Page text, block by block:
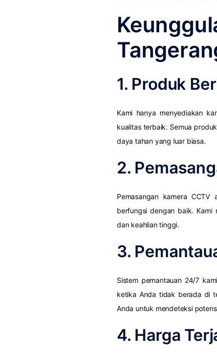
1. Produk
Kami hanya menyediakan
kualitas terbaik. Semua
daya tahan yang luar biasa.
2.
Pemasangan kamera
berfungsi dengan baik. Kami
dan keahlian tinggi.
3.
Sistem pemantauan 24/7
ketika Anda tidak berada di
Anda untuk mendeteksi
4. Harga